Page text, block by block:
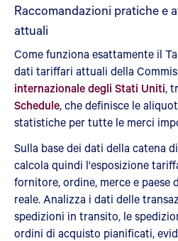
Raccomandazioni pratiche e
attuali
Come funziona esattamente il
dati tariffari attuali della
internazionale degli Stati Uniti,
Schedule, che definisce le
statistiche per tutte le merci
Sulla base dei dati della catena
calcola quindi l'esposizione
fornitore, ordine, merce e paese
reale. Analizza i dati delle
spedizioni in transito, le
ordini di acquisto pianificati,